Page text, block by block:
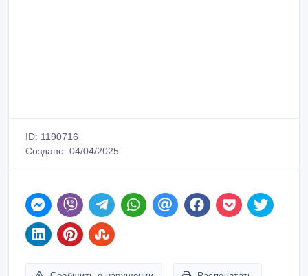
ID: 1190716
Создано: 04/04/2025